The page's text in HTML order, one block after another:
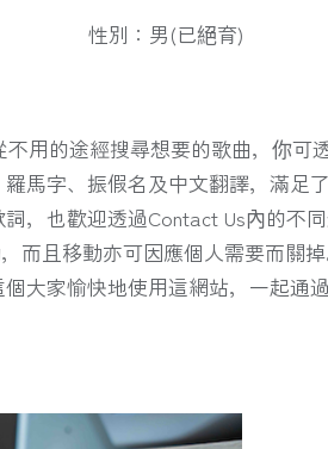
性別：男(已絕育)
用的途經搜尋想要的歌曲，你
馬字、振假名及中文翻譯，滿
，也歡迎透過Contact Us內的不
而且移動亦可因應個人需要而關
大家愉快地使用這網站，一起